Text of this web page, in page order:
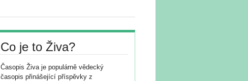
Co je to Živa?
Časopis Živa je populárně vědecký
časopis přinášející příspěvky z